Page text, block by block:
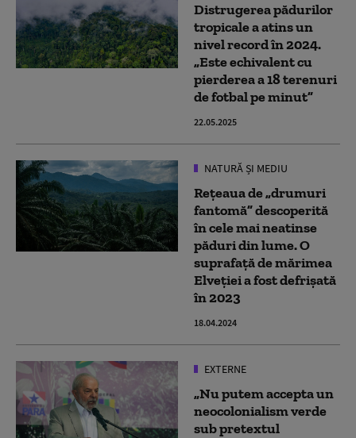
Distrugerea pădurilor
tropicale a atins un
nivel record în 2024.
„Este echivalent cu
pierderea a 18 terenuri
de fotbal pe minut”
22.05.2025
NATURĂ ȘI MEDIU
Rețeaua de „drumuri
fantomă” descoperită
în cele mai neatinse
păduri din lume. O
suprafață de mărimea
Elveției a fost defrișată
în 2023
18.04.2024
EXTERNE
„Nu putem accepta un
neocolonialism verde
sub pretextul